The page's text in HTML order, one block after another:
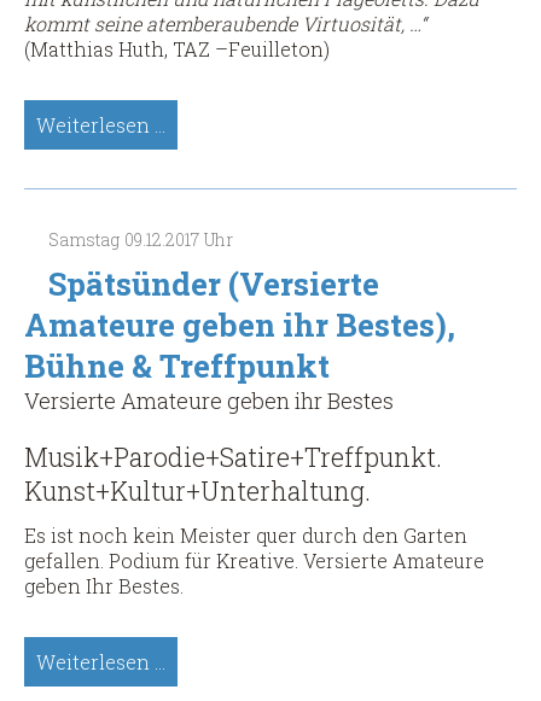
kommt seine atemberaubende Virtuosität, …“
(Matthias Huth, TAZ –Feuilleton)
Weiterlesen …
Rüdiger
Krause
Gitarren
(Meisterkonzert)
Samstag 09.12.2017 Uhr
Spätsünder (Versierte
Amateure geben ihr Bestes),
Bühne & Treffpunkt
Versierte Amateure geben ihr Bestes
Musik+Parodie+Satire+Treffpunkt.
Kunst+Kultur+Unterhaltung.
Es ist noch kein Meister quer durch den Garten
gefallen. Podium für Kreative. Versierte Amateure
geben Ihr Bestes.
Weiterlesen …
Spätsünder
(Versierte